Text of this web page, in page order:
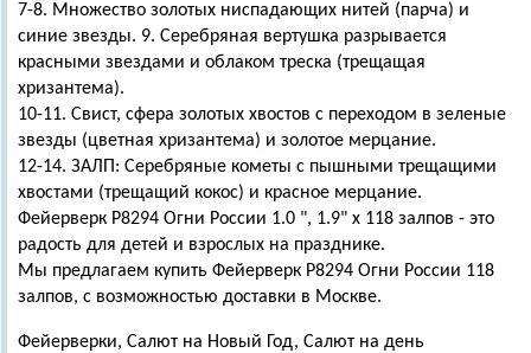
7-8. Множество золотых ниспадающих нитей (парча) и
синие звезды. 9. Серебряная вертушка разрывается
красными звездами и облаком треска (трещащая
хризантема).
10-11. Свист, сфера золотых хвостов с переходом в зеленые
звезды (цветная хризантема) и золотое мерцание.
12-14. ЗАЛП: Серебряные кометы с пышными трещащими
хвостами (трещащий кокос) и красное мерцание.
Фейерверк Р8294 Огни России 1.0 ", 1.9" х 118 залпов - это
радость для детей и взрослых на празднике.
Мы предлагаем купить Фейерверк Р8294 Огни России 118
залпов, с возможностью доставки в Москве.
Фейерверки, Салют на Новый Год, Салют на день